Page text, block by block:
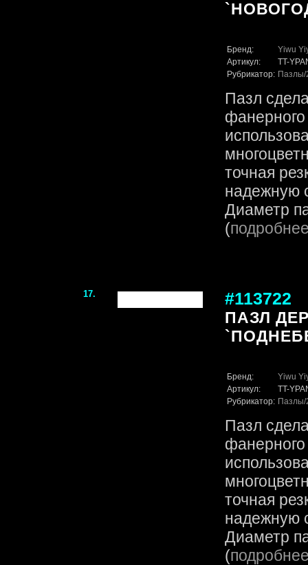
Бренд:
Yiwu
Артикул:
TT-
Рубрикатор: Пазлы/
Пазл
точная
надежную
Диаметр
(
17. #113722
ПАЗЛ
Бренд:
Yiwu
Артикул:
TT-
Рубрикатор: Пазлы/
Пазл
точная
надежную
Диаметр
(